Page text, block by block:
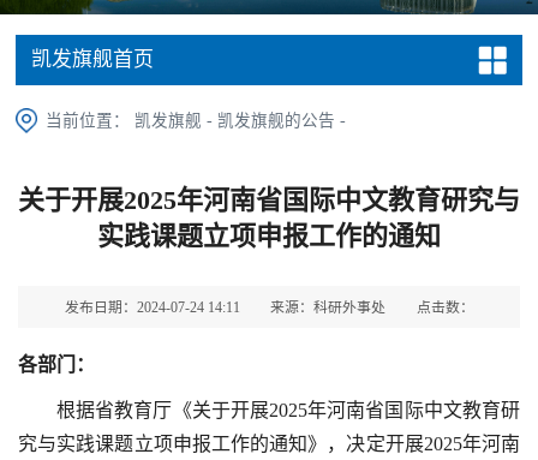
凯发旗舰首页
当前位置： 凯发旗舰 - 凯发旗舰的公告 -
关于开展2025年河南省国际中文教育研究与
实践课题立项申报工作的通知
发布日期：2024-07-24 14:11 来源：科研外事处 点击数：
各部门：
根据省教育厅《关于开展2025年河南省国际中文教育研
究与实践课题立项申报工作的通知》，决定开展2025年河南